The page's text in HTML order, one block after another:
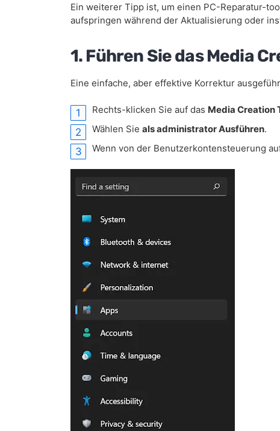
Ein weiterer Tipp ist, um einen PC-Reparatur-
aufspringen während der Aktualisierung oder
1. Führen Sie das Media
Eine einfache, aber effektive Korrektur
Rechts-klicken Sie auf das Media Creation
Wählen Sie als administrator Ausführen.
Wenn von der Benutzerkontensteuerung